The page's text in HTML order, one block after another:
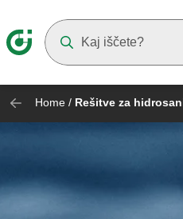
Home / Rešitve za